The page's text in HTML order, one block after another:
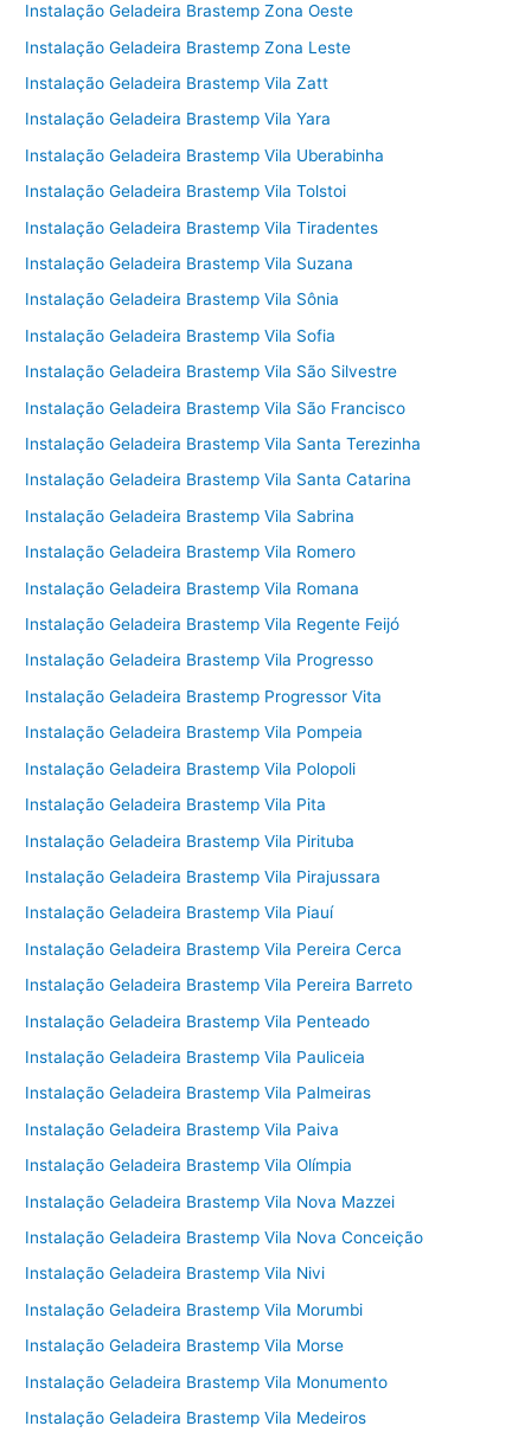
Instalação Geladeira Brastemp Zona Oeste
Instalação Geladeira Brastemp Zona Leste
Instalação Geladeira Brastemp Vila Zatt
Instalação Geladeira Brastemp Vila Yara
Instalação Geladeira Brastemp Vila Uberabinha
Instalação Geladeira Brastemp Vila Tolstoi
Instalação Geladeira Brastemp Vila Tiradentes
Instalação Geladeira Brastemp Vila Suzana
Instalação Geladeira Brastemp Vila Sônia
Instalação Geladeira Brastemp Vila Sofia
Instalação Geladeira Brastemp Vila São Silvestre
Instalação Geladeira Brastemp Vila São Francisco
Instalação Geladeira Brastemp Vila Santa Terezinha
Instalação Geladeira Brastemp Vila Santa Catarina
Instalação Geladeira Brastemp Vila Sabrina
Instalação Geladeira Brastemp Vila Romero
Instalação Geladeira Brastemp Vila Romana
Instalação Geladeira Brastemp Vila Regente Feijó
Instalação Geladeira Brastemp Vila Progresso
Instalação Geladeira Brastemp Progressor Vita
Instalação Geladeira Brastemp Vila Pompeia
Instalação Geladeira Brastemp Vila Polopoli
Instalação Geladeira Brastemp Vila Pita
Instalação Geladeira Brastemp Vila Pirituba
Instalação Geladeira Brastemp Vila Pirajussara
Instalação Geladeira Brastemp Vila Piauí
Instalação Geladeira Brastemp Vila Pereira Cerca
Instalação Geladeira Brastemp Vila Pereira Barreto
Instalação Geladeira Brastemp Vila Penteado
Instalação Geladeira Brastemp Vila Pauliceia
Instalação Geladeira Brastemp Vila Palmeiras
Instalação Geladeira Brastemp Vila Paiva
Instalação Geladeira Brastemp Vila Olímpia
Instalação Geladeira Brastemp Vila Nova Mazzei
Instalação Geladeira Brastemp Vila Nova Conceição
Instalação Geladeira Brastemp Vila Nivi
Instalação Geladeira Brastemp Vila Morumbi
Instalação Geladeira Brastemp Vila Morse
Instalação Geladeira Brastemp Vila Monumento
Instalação Geladeira Brastemp Vila Medeiros